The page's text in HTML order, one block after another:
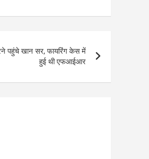
पहुंचे खान सर, फायरिंग केस में
हुई थी एफआईआर